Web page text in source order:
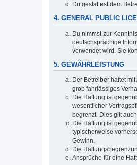
Du gestattest dem
4. GENERAL PUBLIC
Du nimmst zur
deutschsprachige
verwendet wird. Sie
5. GEWÄHRLEISTUNG
Der Betreiber haftet
grob fahrlässiges
Die Haftung ist
wesentlicher
begrenzt. Dies gilt
Die Haftung ist
typischerweise
Gewinn.
Die
Ansprüche für eine